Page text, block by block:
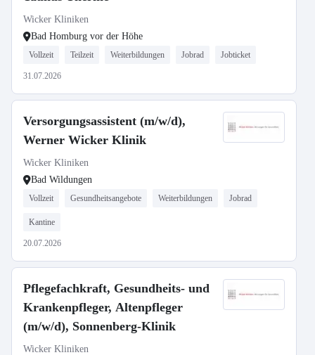
Wicker Kliniken
Bad Homburg vor der Höhe
Vollzeit Teilzeit Weiterbildungen Jobrad Jobticket
31.07.2026
Versorgungsassistent (m/w/d),
Werner Wicker Klinik
Wicker Kliniken
Bad Wildungen
Vollzeit Gesundheitsangebote Weiterbildungen Jobrad
Kantine
20.07.2026
Pflegefachkraft, Gesundheits- und
Krankenpfleger, Altenpfleger
(m/w/d), Sonnenberg-Klinik
Wicker Kliniken